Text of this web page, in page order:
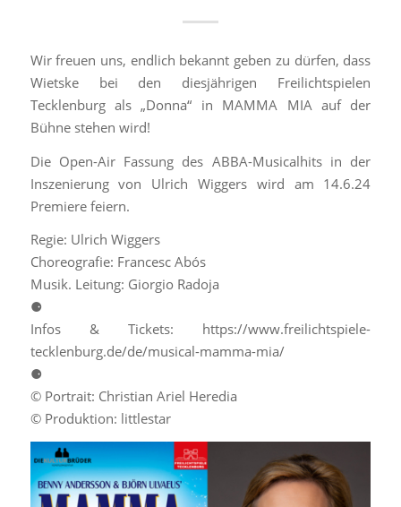
Wir freuen uns, endlich bekannt geben zu dürfen, dass
Wietske bei den diesjährigen Freilichtspielen
Tecklenburg als „Donna“ in MAMMA MIA auf der
Bühne stehen wird!
Die Open-Air Fassung des ABBA-Musicalhits in der
Inszenierung von Ulrich Wiggers wird am 14.6.24
Premiere feiern.
Regie: Ulrich Wiggers
Choreografie: Francesc Abós
Musik. Leitung: Giorgio Radoja
⚈
Infos & Tickets: https://www.freilichtspiele-
tecklenburg.de/de/musical-mamma-mia/
⚈
© Portrait: Christian Ariel Heredia
© Produktion: littlestar